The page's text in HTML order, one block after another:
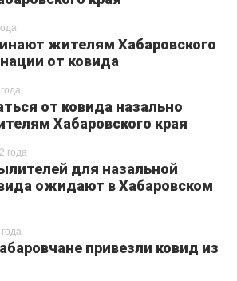
жителям Хабаровского
от ковида
от ковида назально
Хабаровского края
года
для назальной
ожидают в Хабаровском
привезли ковид из